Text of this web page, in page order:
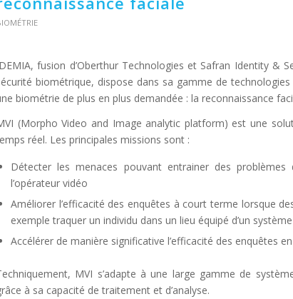
fusion d’Oberthur Technologies et Safran Identity &
biométrique, dispose dans sa gamme de
biométrie de plus en plus demandée : la reconnaissance
(Morpho Video and Image analytic platform) est une
réel. Les principales missions sont :
Détecter les menaces pouvant entrainer des
l’opérateur vidéo
Améliorer l’efficacité des enquêtes à court terme lorsque
exemple traquer un individu dans un lieu équipé d’un
Accélérer de manière significative l’efficacité des enquêtes
MVI s’adapte à une large gamme de
à sa capacité de traitement et d’analyse.